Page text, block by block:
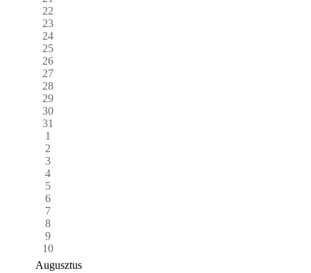
22
23
24
25
26
27
28
29
30
31
1
2
3
4
5
6
7
8
9
10
Augusztus